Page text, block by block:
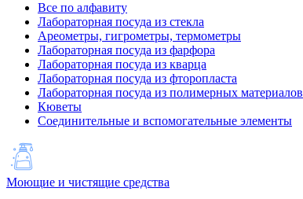
Все по алфавиту
Лабораторная посуда из стекла
Ареометры, гигрометры, термометры
Лабораторная посуда из фарфора
Лабораторная посуда из кварца
Лабораторная посуда из фторопласта
Лабораторная посуда из полимерных материалов
Кюветы
Соединительные и вспомогательные элементы
Моющие и чистящие средства